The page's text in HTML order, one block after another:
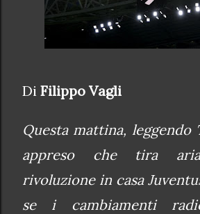
Di Filippo Vagli
Questa mattina,
appreso che tira
rivoluzione in casa
se i cambiamenti